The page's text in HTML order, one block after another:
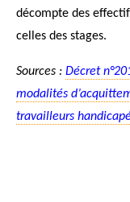
décompte des
celles des stages.
Sources : Décret
modalités
travailleurs